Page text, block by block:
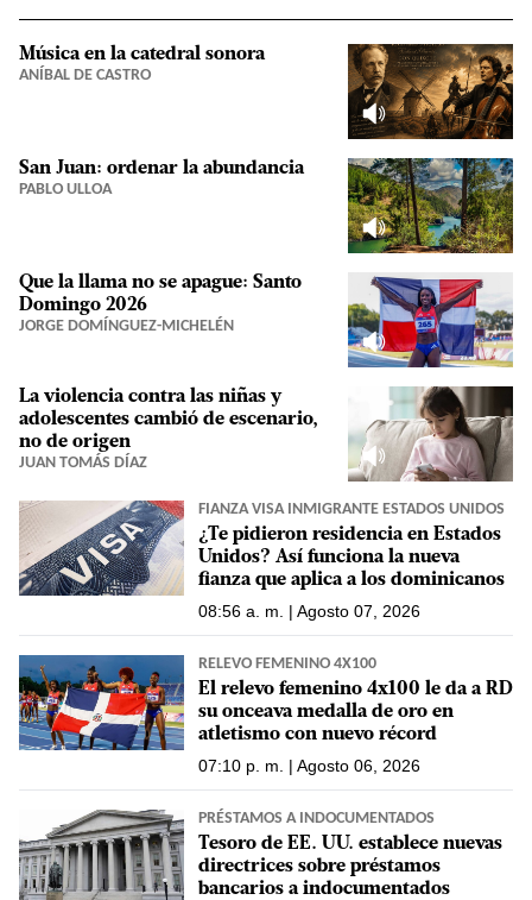
Música en la catedral sonora
ANÍBAL DE CASTRO
San Juan: ordenar la abundancia
PABLO ULLOA
Que la llama no se apague: Santo
Domingo 2026
JORGE DOMÍNGUEZ-MICHELÉN
La violencia contra las niñas y
adolescentes cambió de escenario,
no de origen
JUAN TOMÁS DÍAZ
FIANZA VISA INMIGRANTE ESTADOS UNIDOS
¿Te pidieron residencia en Estados
Unidos? Así funciona la nueva
fianza que aplica a los dominicanos
08:56 a. m. | Agosto 07, 2026
RELEVO FEMENINO 4X100
El relevo femenino 4x100 le da a RD
su onceava medalla de oro en
atletismo con nuevo récord
07:10 p. m. | Agosto 06, 2026
PRÉSTAMOS A INDOCUMENTADOS
Tesoro de EE. UU. establece nuevas
directrices sobre préstamos
bancarios a indocumentados